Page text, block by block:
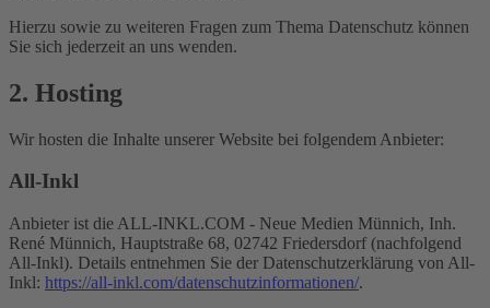
Hierzu sowie zu weiteren Fragen zum Thema Datenschutz können
Sie sich jederzeit an uns wenden.
2. Hosting
Wir hosten die Inhalte unserer Website bei folgendem Anbieter:
All-Inkl
Anbieter ist die ALL-INKL.COM - Neue Medien Münnich, Inh.
René Münnich, Hauptstraße 68, 02742 Friedersdorf (nachfolgend
All-Inkl). Details entnehmen Sie der Datenschutzerklärung von All-
Inkl: https://all-inkl.com/datenschutzinformationen/.